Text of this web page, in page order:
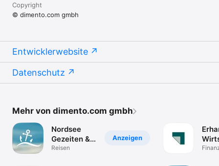
Copyright
© dimento.com gmbh
Entwicklerwebsite
Datenschutz
Mehr von dimento.com gmbh
Anzeigen
Nordsee
Gezeiten &
Wetter
Reisen